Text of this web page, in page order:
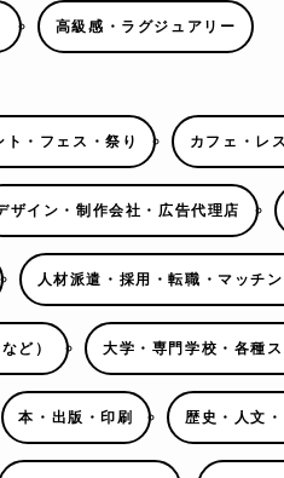
高級感・ラグジュアリー
ト・フェス・祭り カフェ・レ
ザイン・制作会社・広告代理店
人材派遣・採用・転職・マッチ
ど） 大学・専門学校・各種
本・出版・印刷 歴史・人文